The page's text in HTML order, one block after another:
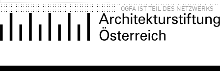
OGFA IST TEIL DES NETZWERKS